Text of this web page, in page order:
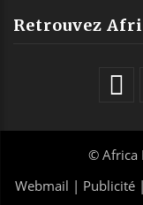
Retrouvez
© Africa
Webmail | Publicité